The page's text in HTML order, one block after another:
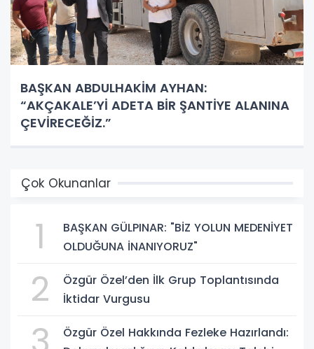
BAŞKAN ABDULHAKİM AYHAN:
“AKÇAKALE’Yİ ADETA BİR ŞANTİYE ALANINA
ÇEVİRECEĞİZ.”
Çok Okunanlar
1
BAŞKAN GÜLPINAR: "BİZ YOLUN MEDENİYET
OLDUĞUNA İNANIYORUZ"
2
Özgür Özel’den İlk Grup Toplantısında
İktidar Vurgusu
Özgür Özel Hakkında Fezleke Hazırlandı: